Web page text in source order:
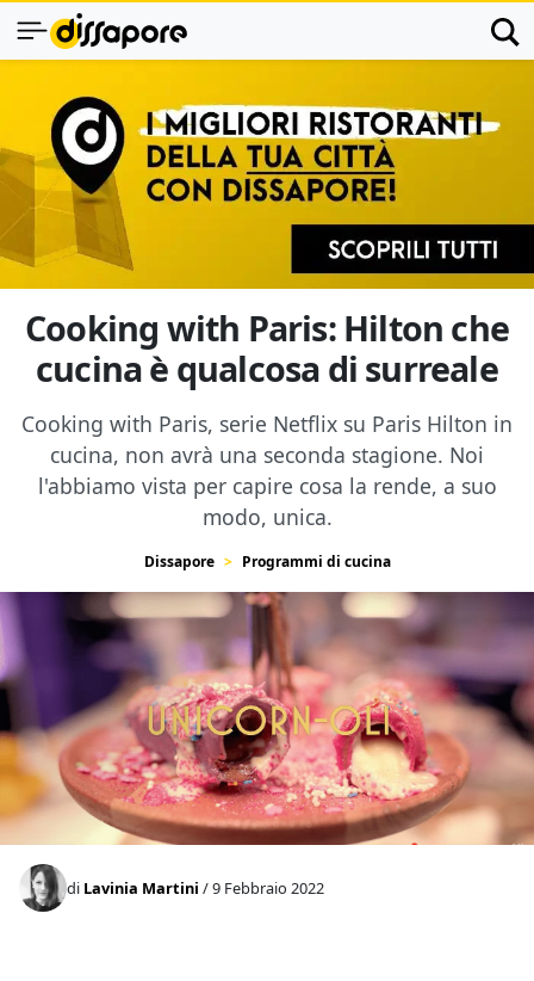
Cooking with Paris: Hilton che
cucina è qualcosa di surreale
Cooking with Paris, serie Netflix su Paris Hilton in
cucina, non avrà una seconda stagione. Noi
l'abbiamo vista per capire cosa la rende, a suo
modo, unica.
Dissapore Programmi di cucina
di Lavinia Martini / 9 Febbraio 2022